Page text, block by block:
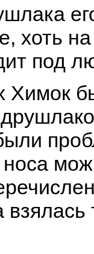
хоть
под
Химок